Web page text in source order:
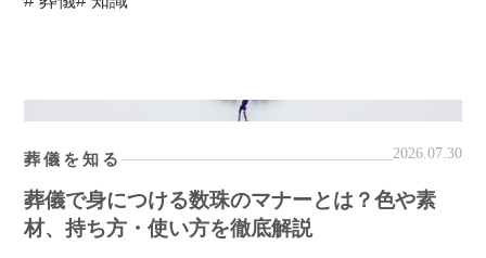
葬儀を知る 2026.07.30
葬儀で身につける数珠のマナーとは？色や素
材、持ち方・使い方を徹底解説